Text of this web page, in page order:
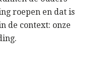
roepen en dat is
de context: onze